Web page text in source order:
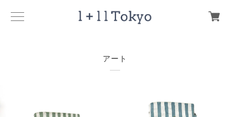
アート